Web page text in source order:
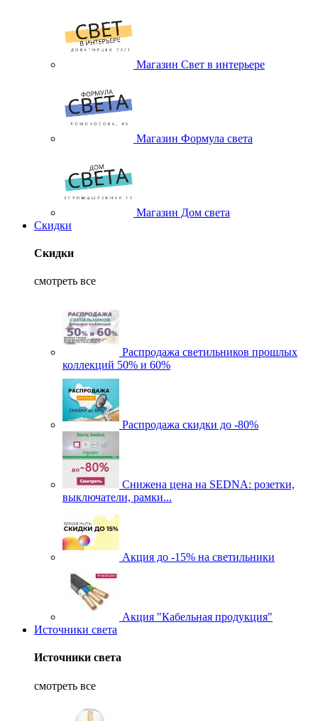
Магазин Свет в интерьере
Магазин Формула света
Магазин Дом света
Скидки
Скидки
смотреть все
Распродажа светильников прошлых
коллекций 50% и 60%
Распродажа скидки до -80%
Cнижена цена на SEDNA: розетки,
выключатели, рамки...
Акция до -15% на светильники
Акция "Кабельная продукция"
Источники света
Источники света
смотреть все